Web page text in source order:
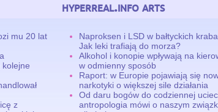
mu 20 lat
kolejne
z
hyperreal.info arts
Naproksen i LSD w bałtyckich
Jak leki trafiają do morza?
Alkohol i konopie wpływają na
w odmienny sposób
Raport: w Europie pojawiają się
narkotyki o większej sile działania
Od daru bogów do codziennej
antropologia mówi o naszym